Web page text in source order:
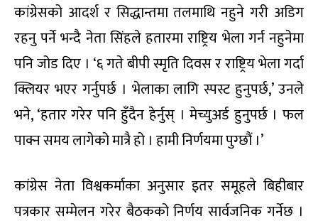
कांग्रेसको आदर्श र सिद्धान्तमा तलमाथि नहुने गरी अडिग
रहनु पर्ने भन्दै नेता सिंहले हतारमा राष्ट्रिय भेला गर्न नहुनेमा
पनि जोड दिए । ‘६ गते बीपी स्मृति दिवस र राष्ट्रिय भेला गर्दा
क्लियर भएर गर्नुपर्छ । भेलाका लागि स्पस्ट हुनुपर्छ,’ उनले
भने, ‘हतार गरेर पनि हुँदैन हेर्नुस् । मेच्युअर्ड हुनुपर्छ । फल
पाक्न समय लागेको मात्रै हो । हामी निर्णयमा पुग्छौं ।’
कांग्रेस नेता विश्वकर्माका अनुसार इतर समूहले बिहीबार
पत्रकार सम्मेलन गरेर बैठकको निर्णय सार्वजनिक गर्नेछ ।